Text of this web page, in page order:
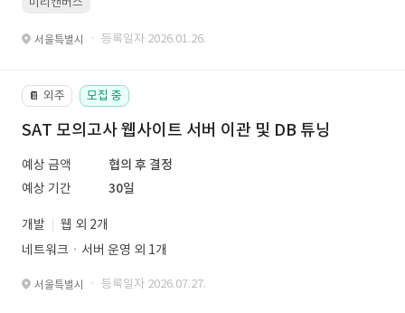
서울특별시 · 등록일자 2026.01.26.
📔 외주 모집 중
SAT 모의고사 웹사이트 서버 이관 및 DB 튜닝
예상 금액
협의 후 결정
예상 기간
30일
개발
웹 외 2개
네트워크ㆍ서버 운영 외 1개
서울특별시 · 등록일자 2026.07.27.